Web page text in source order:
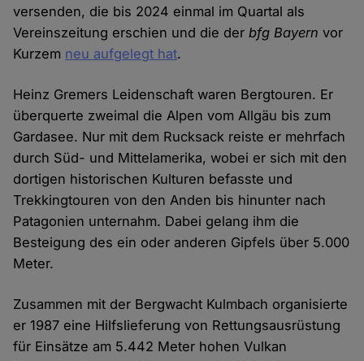
versenden, die bis 2024 einmal im Quartal als
Vereinszeitung erschien und die derbfg Bayern vor
Kurzem neu aufgelegt hat.
Heinz Gremers Leidenschaft waren Bergtouren. Er
überquerte zweimal die Alpen vom Allgäu bis zum
Gardasee. Nur mit dem Rucksack reiste er mehrfach
durch Süd- und Mittelamerika, wobei er sich mit den
dortigen historischen Kulturen befasste und
Trekkingtouren von den Anden bis hinunter nach
Patagonien unternahm. Dabei gelang ihm die
Besteigung des ein oder anderen Gipfels über 5.000
Meter.
Zusammen mit der Bergwacht Kulmbach organisierte
er 1987 eine Hilfslieferung von Rettungsausrüstung
für Einsätze am 5.442 Meter hohen Vulkan